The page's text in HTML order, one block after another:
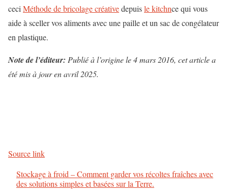
ceci Méthode de bricolage créativedepuisle kitchnce qui vous
aide à sceller vos aliments avec une paille et un sac de congélateur
en plastique.
Note de l’éditeur: Publié à l’origine le 4 mars 2016, cet article a
été mis à jour en avril 2025.
t
Source link
Stockage à froid – Comment garder vos récoltes fraîches avec
des solutions simples et basées sur la Terre.